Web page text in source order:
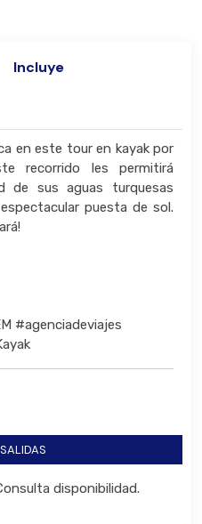
Incluye
en este tour en kayak por
recorrido les permitirá
de sus aguas turquesas
puesta de sol.
#agenciadeviajes
disponibilidad.